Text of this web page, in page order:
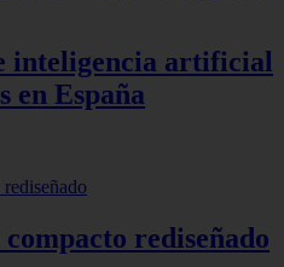
inteligencia artificial
en España
rediseñado